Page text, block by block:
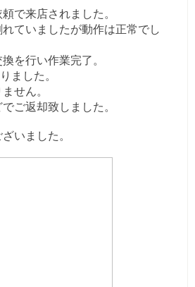
で来店されました。
ていましたが動作は正常でし
を行い作業完了。
ました。
せん。
ご返却致しました。
いました。